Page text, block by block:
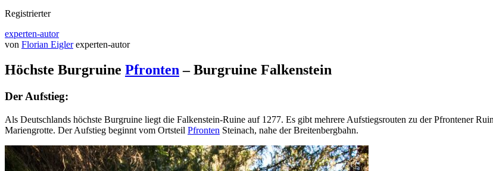
Registrierter
experten-autor
von Florian Eigler experten-autor
Höchste Burgruine Pfronten –Burgruine Falkenstein
Der Aufstieg:
Als Deutschlands höchste Burgruine liegt die Falkenstein-Ruine auf 1277. Es gibt mehrere Aufstiegsrouten zu der Pfrontener
Mariengrotte. Der Aufstieg beginnt vom Ortsteil Pfronten Steinach, nahe der Breitenbergbahn.